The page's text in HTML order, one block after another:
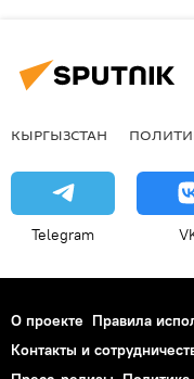
КЫРГЫЗСТАН
Telegram
О проекте Правила
Контакты и